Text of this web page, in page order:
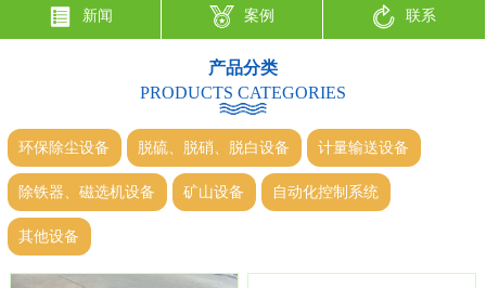
新闻 案例 联系
产品分类
PRODUCTS CATEGORIES
环保除尘设备 脱硫、脱硝、脱白设备 计量输送设备
除铁器、磁选机设备 矿山设备 自动化控制系统
其他设备